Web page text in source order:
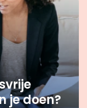
je doen?